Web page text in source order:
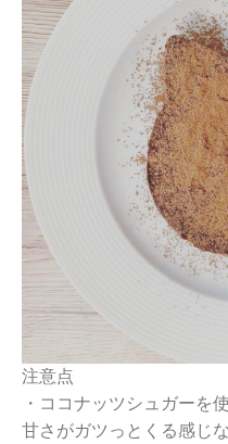
注意点
・ココナッツシュガーを
甘さがガツっとくる感じ